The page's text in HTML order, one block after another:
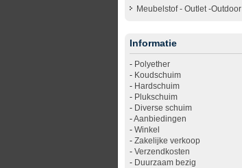
Meubelstof - Outlet -Outdoor
Informatie
- Polyether
- Koudschuim
- Hardschuim
- Plukschuim
- Diverse schuim
-Aanbiedingen
- Winkel
- Zakelijke verkoop
- Verzendkosten
- Duurzaam bezig